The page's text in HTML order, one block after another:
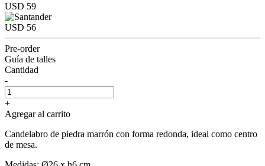
USD 59
USD 56
Pre-order
Guía de talles
Cantidad
-
+
Agregar al carrito
Candelabro de piedra marrón con forma redonda, ideal como centro
de mesa.